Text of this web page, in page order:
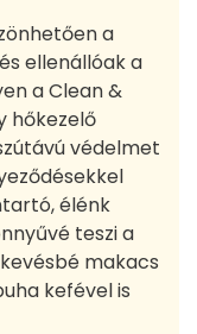
a
ellenállóak a
a Clean &
hőkezelő
védelmet
élénk
teszi a
makacs
kefével is